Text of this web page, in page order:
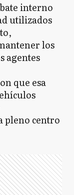
interno
utilizados
los
agentes
que esa
pleno centro